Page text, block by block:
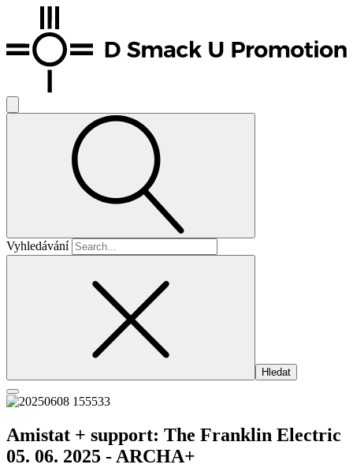
Vyhledávání
Amistat + support: The Franklin Electric
05. 06. 2025 - ARCHA+